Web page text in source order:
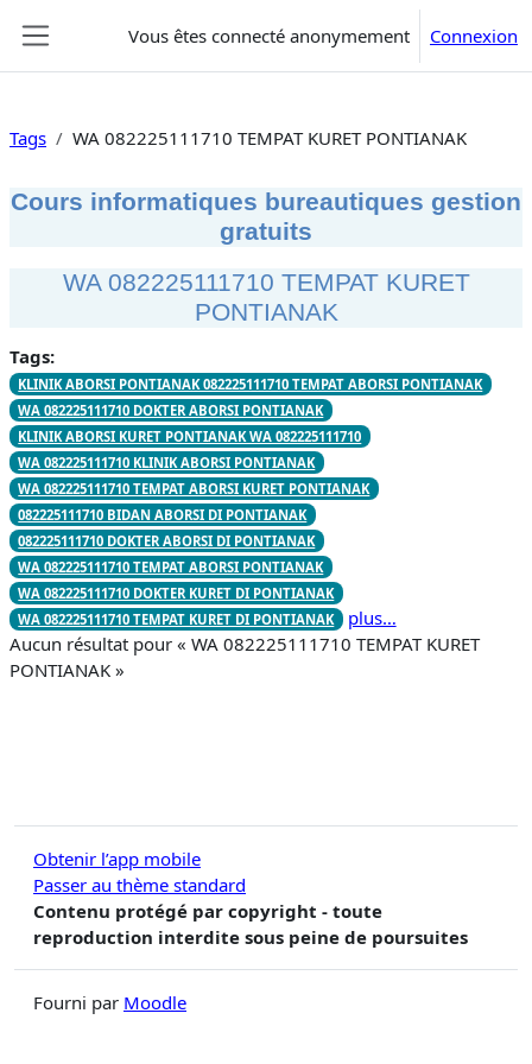
Vous êtes connecté anonymement Connexion
Tags WA 082225111710 TEMPAT KURET PONTIANAK
Cours informatiques bureautiques gestion
gratuits
WA 082225111710 TEMPAT KURET
PONTIANAK
Tags:
KLINIK ABORSI PONTIANAK 082225111710 TEMPAT ABORSI PONTIANAK
WA 082225111710 DOKTER ABORSI PONTIANAK
KLINIK ABORSI KURET PONTIANAK WA 082225111710
WA 082225111710 KLINIK ABORSI PONTIANAK
WA 082225111710 TEMPAT ABORSI KURET PONTIANAK
082225111710 BIDAN ABORSI DI PONTIANAK
082225111710 DOKTER ABORSI DI PONTIANAK
WA 082225111710 TEMPAT ABORSI PONTIANAK
WA 082225111710 DOKTER KURET DI PONTIANAK
WA 082225111710 TEMPAT KURET DI PONTIANAK
plus…
Aucun résultat pour « WA 082225111710 TEMPAT KURET
PONTIANAK »
Obtenir l’app mobile
Passer au thème standard
Contenu protégé par copyright - toute
reproduction interdite sous peine de poursuites
Fourni par Moodle